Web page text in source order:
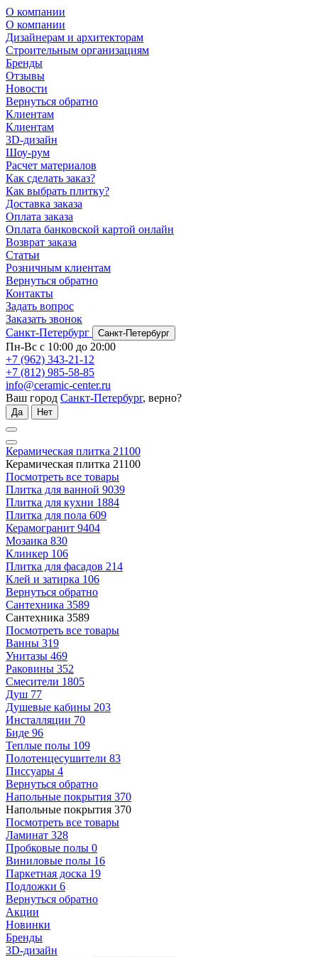
О компании
О компании
Дизайнерам и архитекторам
Строительным организациям
Бренды
Отзывы
Новости
Вернуться обратно
Клиентам
Клиентам
3D-дизайн
Шоу-рум
Расчет материалов
Как сделать заказ?
Как выбрать плитку?
Доставка заказа
Оплата заказа
Оплата банковской картой онлайн
Возврат заказа
Статьи
Розничным клиентам
Вернуться обратно
Контакты
Задать вопрос
Заказать звонок
Санкт-Петербург
Санкт-Петербург
Пн-Вс с 10:00 до 20:00
+7 (962) 343-21-12
+7 (812) 985-58-85
info@ceramic-center.ru
Ваш город Санкт-Петербург, верно?
Да Нет
Керамическая плитка 21100
Керамическая плитка 21100
Посмотреть все товары
Плитка для ванной 9039
Плитка для кухни 1884
Плитка для пола 609
Керамогранит 9404
Мозаика 830
Клинкер 106
Плитка для фасадов 214
Клей и затирка 106
Вернуться обратно
Сантехника 3589
Сантехника 3589
Посмотреть все товары
Ванны 319
Унитазы 469
Раковины 352
Смесители 1805
Душ 77
Душевые кабины 203
Инсталляции 70
Биде 96
Теплые полы 109
Полотенцесушители 83
Писсуары 4
Вернуться обратно
Напольные покрытия 370
Напольные покрытия 370
Посмотреть все товары
Ламинат 328
Пробковые полы 0
Виниловые полы 16
Паркетная доска 19
Подложки 6
Вернуться обратно
Акции
Новинки
Бренды
3D-дизайн